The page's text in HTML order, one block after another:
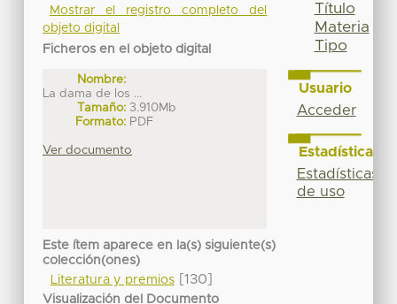
Mostrar el registro completo del
objeto digital
Ficheros en el objeto digital
Nombre:
La dama de los ...
Tamaño: 3.910Mb
Formato: PDF
Ver documento
Este ítem aparece en la(s) siguiente(s)
colección(ones)
Literatura y premios[130]
Visualización del Documento
Título
Materia
Tipo
Usuario
Acceder
Estadísticas
Estadísticas
de uso